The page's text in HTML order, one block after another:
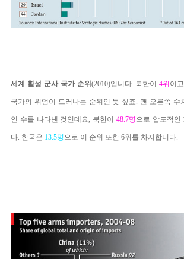
세계 활성 군사 국가 순위 (2010)입니다. 북한이4위 이
국가의 위엄이 드러나는 순위인 듯 싶죠. 맨 오른쪽 수
인 수를 나타낸 것인데요, 북한이 48.7명으로 압도적인
다. 한국은 13.5명으로 이 순위 또한 6위를 차지합니다.